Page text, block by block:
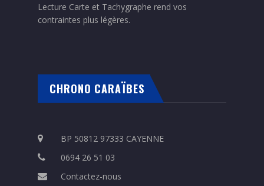
Lecture Carte et Tachygraphe rend vos
contraintes plus légères.
CHRONO CARAÏBES
BP 50812 97333 CAYENNE
0694 26 51 03
Contactez-nous